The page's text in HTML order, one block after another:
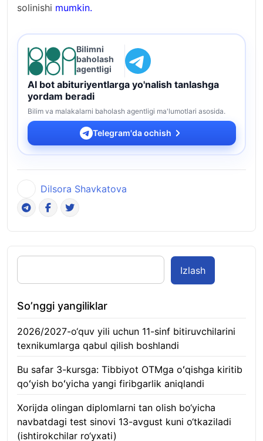
solinishi mumkin.
Bilimni
baholash
agentligi
AI bot abituriyentlarga yo'nalish tanlashga
yordam beradi
Bilim va malakalarni baholash agentligi ma'lumotlari asosida.
Telegram'da ochish
Dilsora Shavkatova
Izlash
So’nggi yangiliklar
2026/2027-o‘quv yili uchun 11-sinf bitiruvchilarini
texnikumlarga qabul qilish boshlandi
Bu safar 3-kursga: Tibbiyot OTMga oʻqishga kiritib
qoʻyish boʻyicha yangi firibgarlik aniqlandi
Xorijda olingan diplomlarni tan olish bo‘yicha
navbatdagi test sinovi 13-avgust kuni o‘tkaziladi
(ishtirokchilar ro‘yxati)